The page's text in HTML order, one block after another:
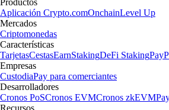
Aplicación Crypto.comOnchainLevel Up
Mercados
Criptomonedas
Características
TarjetasCestasEarnStakingDeFi StakingPay
Empresas
CustodiaPay para comerciantes
Desarrolladores
Cronos PoSCronos EVMCronos zkEVM
Recursos